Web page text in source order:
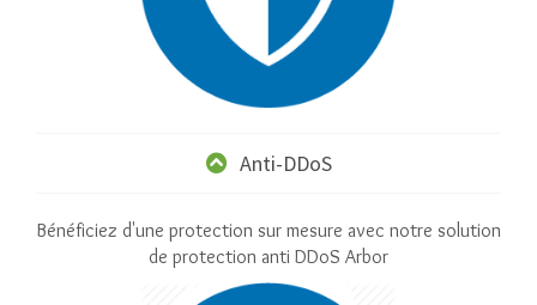
Anti-DDoS
Bénéficiez d'une protection sur mesure avec notre solution
de protection anti DDoS Arbor